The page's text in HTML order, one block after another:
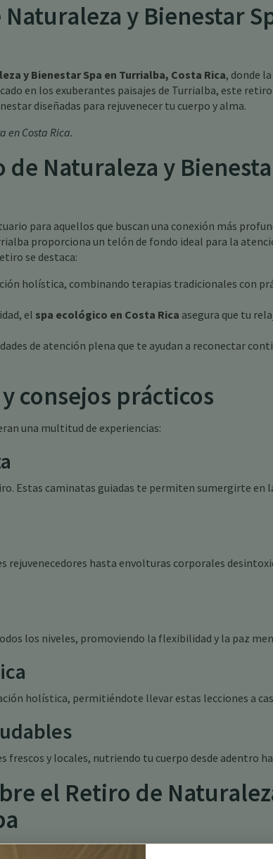
y Bienestar
y Bienestar Spa en Turrialba, Costa Rica, donde la
en los exuberantes paisajes de Turrialba, este
diseñadas para rejuvenecer tu cuerpo y alma.
en Costa Rica.
Naturaleza y
para aquellos que buscan una conexión más
proporciona un telón de fondo ideal para la
se destaca:
holística, combinando terapias tradicionales con
el spa ecológico en Costa Rica asegura que tu
de atención plena que te ayudan a reconectar
consejos prácticos
una multitud de experiencias:
Estas caminatas guiadas te permiten sumergirte en
rejuvenecedores hasta envolturas corporales
los niveles, promoviendo la flexibilidad y la paz
holística, permitiéndote llevar estas lecciones a
frescos y locales, nutriendo tu cuerpo desde adentro
el Retiro de